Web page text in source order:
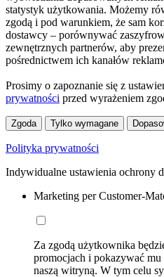
statystyk użytkowania. Możemy
zgodą i pod warunkiem, że sam
dostawcy – porównywać
zewnętrznych partnerów, aby
pośrednictwem ich kanałów
Prosimy o zapoznanie się z
prywatności przed wyrażeniem
Zgoda Tylko wymagane
Polityka prywatności
Indywidualne ustawienia ochrony
Marketing per Customer-
Za zgodą użytkownika
promocjach i pokazywać
naszą witryną. W tym celu